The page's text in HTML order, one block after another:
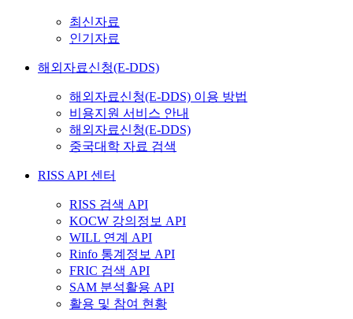
최신자료
인기자료
해외자료신청(E-DDS)
해외자료신청(E-DDS) 이용 방법
비용지원 서비스 안내
해외자료신청(E-DDS)
중국대학 자료 검색
RISS API 센터
RISS 검색 API
KOCW 강의정보 API
WILL 연계 API
Rinfo 통계정보 API
FRIC 검색 API
SAM 분석활용 API
활용 및 참여 현황